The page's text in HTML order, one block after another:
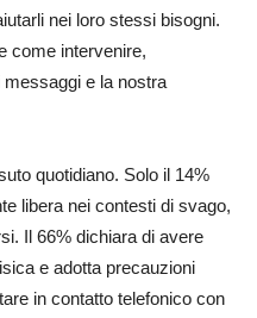
nei loro stessi bisogni.
come intervenire,
e la nostra
quotidiano. Solo il 14%
libera nei contesti di svago,
Il 66% dichiara di avere
e adotta precauzioni
in contatto telefonico con